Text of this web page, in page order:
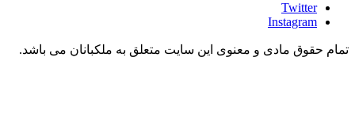
Twitter
Instagram
تمام حقوق مادی و معنوی این سایت متعلق به ملکبانان می باشد.